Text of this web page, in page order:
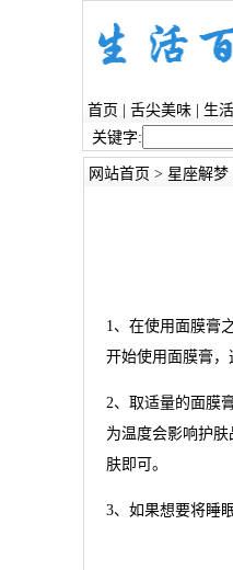
首页 舌尖美味| 生
关键字:
网站首页 > 星座解梦
1、在使用面膜膏
开始使用面膜膏，
2、取适量的面膜
为温度会影响护
肤即可。
3、如果想要将睡